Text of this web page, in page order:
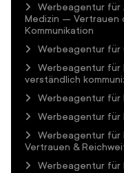
Werbeagentur für
Medizin – Vertrauen
Kommunikation
Werbeagentur für
Werbeagentur für
verständlich
Werbeagentur für
Werbeagentur für
Werbeagentur für
Vertrauen &
Werbeagentur für